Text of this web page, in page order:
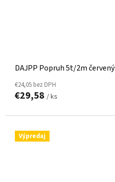
DAJPP Popruh 5t/2m červený
€24,05 bez DPH
€29,58 / ks
Výpredaj